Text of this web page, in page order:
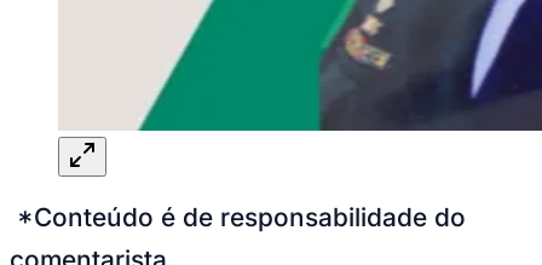
*Conteúdo é de responsabilidade do